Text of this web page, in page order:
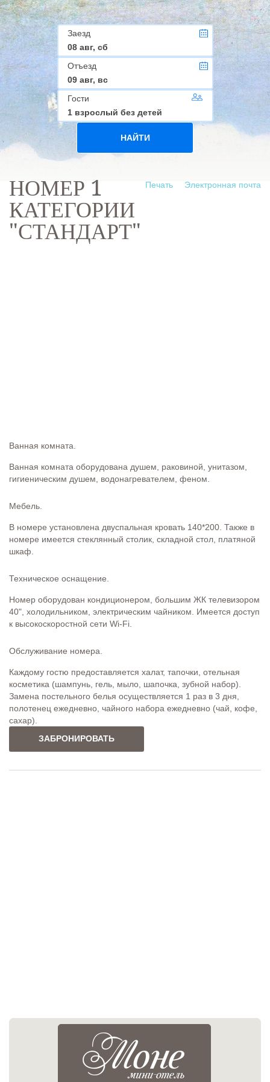
Заезд
08 авг, сб
Отъезд
09 авг, вс
Гости
1 взрослый без детей
НАЙТИ
Электронная почта
Печать
НОМЕР 1
КАТЕГОРИИ
"СТАНДАРТ"
Ванная комната.
Ванная комната оборудована душем, раковиной, унитазом,
гигиеническим душем, водонагревателем, феном.
Мебель.
В номере установлена двуспальная кровать 140*200. Также в
номере имеется стеклянный столик, складной стол, платяной
шкаф.
Техническое оснащение.
Номер оборудован кондиционером, большим ЖК телевизором
40", холодильником, электрическим чайником. Имеется доступ
к высокоскоростной сети Wi-Fi.
Обслуживание номера.
Каждому гостю предоставляется халат, тапочки, отельная
косметика (шампунь, гель, мыло, шапочка, зубной набор).
Замена постельного белья осуществляется 1 раз в 3 дня,
полотенец ежедневно, чайного набора ежедневно (чай, кофе,
сахар).
ЗАБРОНИРОВАТЬ